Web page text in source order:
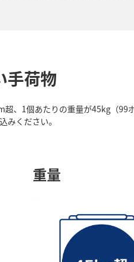
手荷物
、1個あたりの重量が45kg（99
みください。
重量